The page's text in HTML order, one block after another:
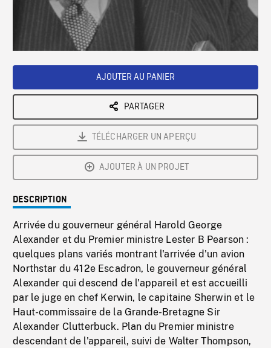
AJOUTER AU PANIER
PARTAGER
TÉLÉCHARGER UN APERÇU
AJOUTER À UN PROJET
DESCRIPTION
Arrivée du gouverneur général Harold George
Alexander et du Premier ministre Lester B Pearson :
quelques plans variés montrant l'arrivée d'un avion
Northstar du 412e Escadron, le gouverneur général
Alexander qui descend de l'appareil et est accueilli
par le juge en chef Kerwin, le capitaine Sherwin et le
Haut-commissaire de la Grande-Bretagne Sir
Alexander Clutterbuck. Plan du Premier ministre
descendant de l'appareil, suivi de Walter Thompson,